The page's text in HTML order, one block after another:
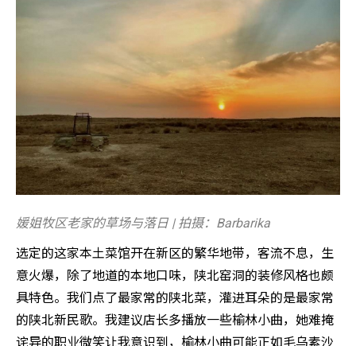
媛姐牧区老家的草场与落日 | 拍摄：Barbarika
选定的这家本土菜馆开在新区的繁华地带，客流不息，生
意火爆，除了地道的本地口味，陕北窑洞的装修风格也颇
具特色。我们点了最家常的陕北菜，灌进耳朵的是最家常
的陕北新民歌。我建议店长多播放一些榆林小曲，她难掩
诧异的职业微笑让我意识到，榆林小曲可能正如毛乌素沙